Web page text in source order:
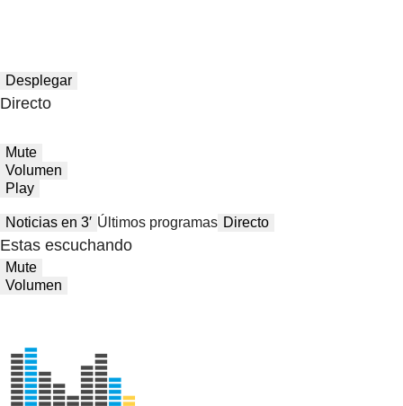
Desplegar
Directo
Mute
Volumen
Play
Noticias en 3′ Últimos programas Directo
Estas escuchando
Mute
Volumen